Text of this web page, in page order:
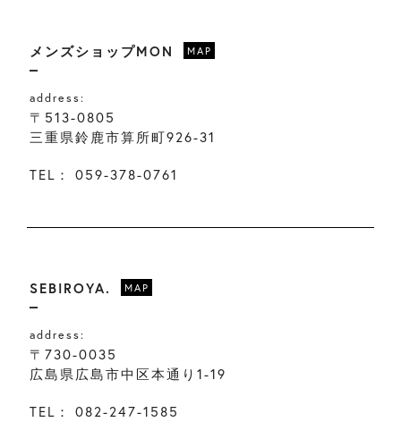
メンズショップMON MAP
address:
〒513-0805
三重県鈴鹿市算所町926-31
TEL： 059-378-0761
SEBIROYA. MAP
address:
〒730-0035
広島県広島市中区本通り1-19
TEL： 082-247-1585